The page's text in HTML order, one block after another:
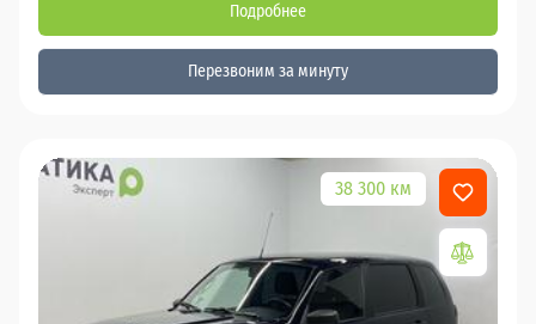
Подробнее
Перезвоним за минуту
38 300 км